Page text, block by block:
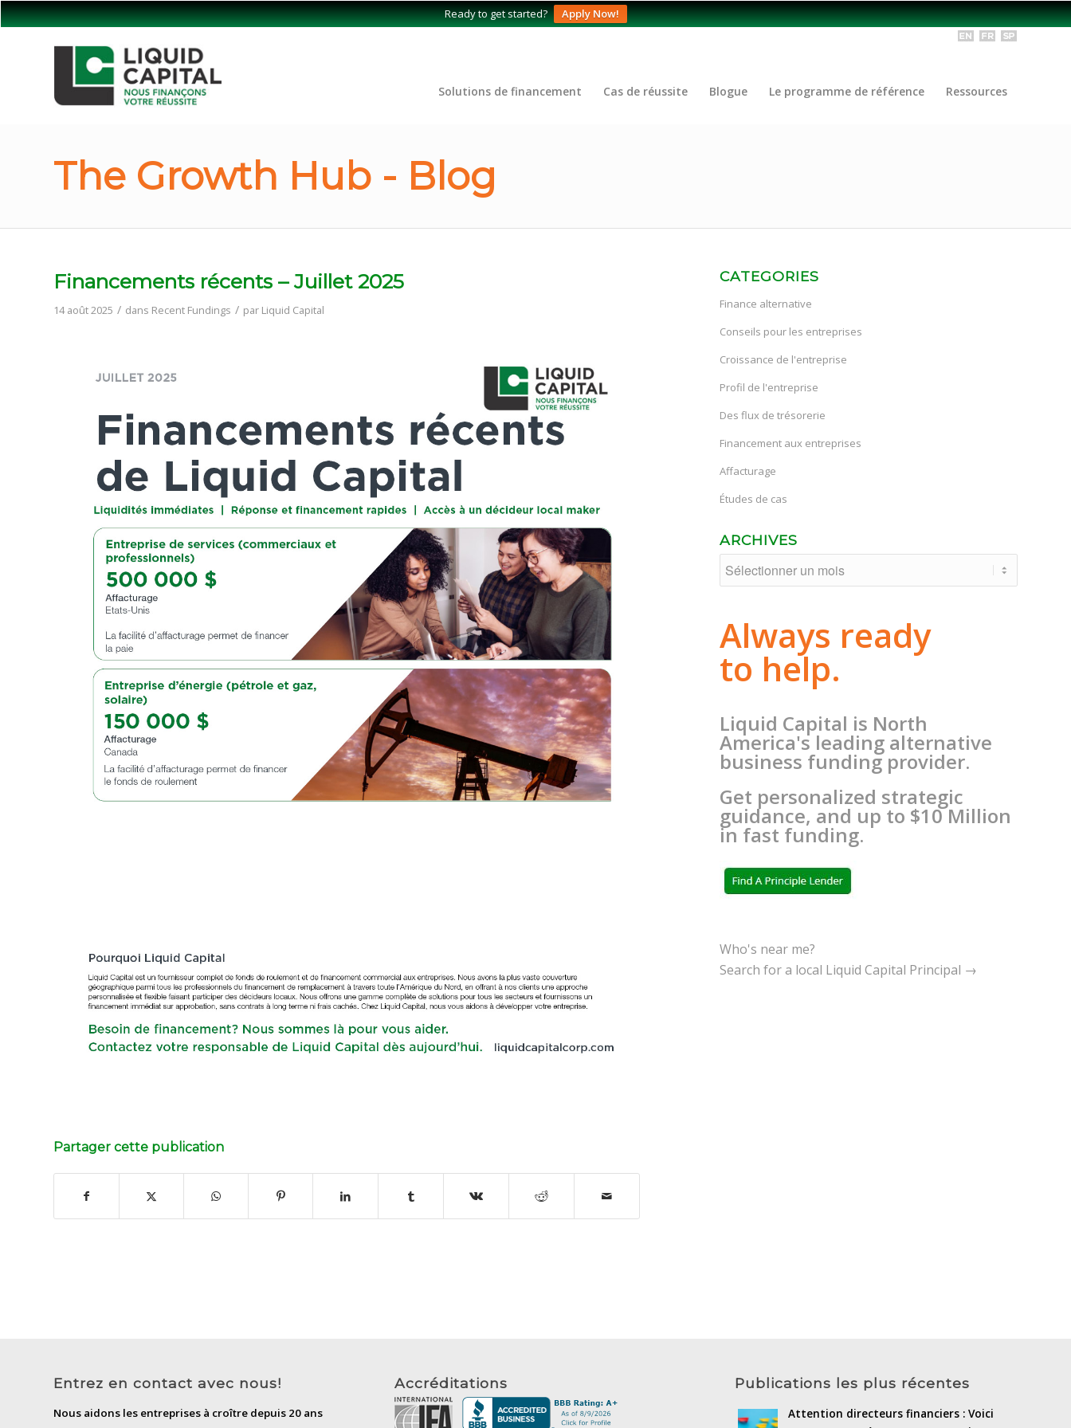
Ready to get started? Apply Now!
Solutions de financement Cas de réussite Blogue Le programme de référence Ressources
The Growth Hub - Blog
Financements récents – Juillet 2025
14 août 2025 / dans Recent Fundings / par Liquid Capital
Partager cette publication
CATEGORIES
Finance alternative
Conseils pour les entreprises
Croissance de l'entreprise
Profil de l'entreprise
Des flux de trésorerie
Financement aux entreprises
Affacturage
Études de cas
ARCHIVES
Always ready
to help.
Liquid Capital is North
America's leading alternative
business funding provider.
Get personalized strategic
guidance, and up to $10 Million
in fast funding.
Who's near me?
Search for a local Liquid Capital Principal →
Entrez en contact avec nous!
Nous aidons les entreprises à croître depuis 20 ans
Accréditations Publications les plus récentes
Attention directeurs financiers : Voici